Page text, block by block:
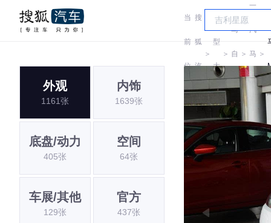
当
前
位
置:
搜
狐
汽
车
＞
车
型
大
全
＞
马
自
达
＞
一
汽
马
自
＞
外观
1161张
内饰
1639张
底盘/动力
405张
空间
64张
车展/其他
129张
官方
437张